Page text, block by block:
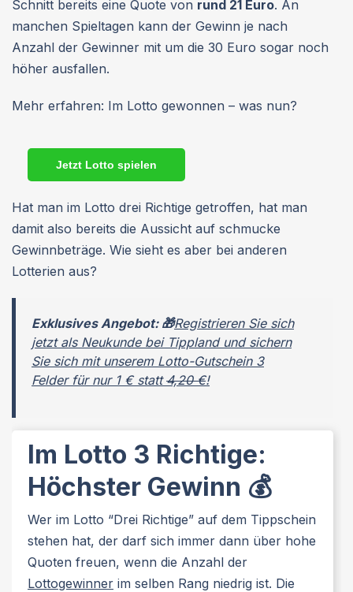
Schnitt bereits eine Quote von rund 21 Euro. An
manchen Spieltagen kann der Gewinn je nach
Anzahl der Gewinner mit um die 30 Euro sogar noch
höher ausfallen.
Mehr erfahren: Im Lotto gewonnen – was nun?
Jetzt Lotto spielen
Hat man im Lotto drei Richtige getroffen, hat man
damit also bereits die Aussicht auf schmucke
Gewinnbeträge. Wie sieht es aber bei anderen
Lotterien aus?
Exklusives Angebot: 🎁Registrieren Sie sich
jetzt als Neukunde bei Tippland und sichern
Sie sich mit unserem Lotto-Gutschein 3
Felder für nur 1 € statt4,20 €!
Im Lotto 3 Richtige:
Höchster Gewinn 💰
Wer im Lotto “Drei Richtige” auf dem Tippschein
stehen hat, der darf sich immer dann über hohe
Quoten freuen, wenn die Anzahl der
Lottogewinner im selben Rang niedrig ist. Die